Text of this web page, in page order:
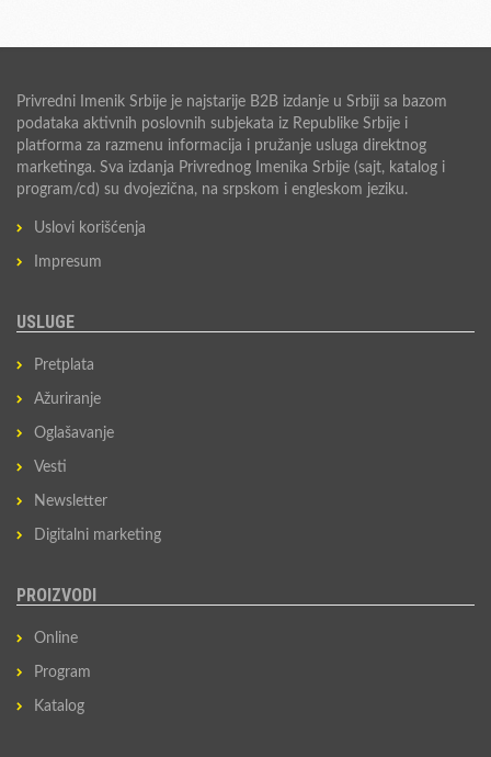
Privredni Imenik Srbije je najstarije B2B izdanje u Srbiji sa bazom
podataka aktivnih poslovnih subjekata iz Republike Srbije i
platforma za razmenu informacija i pružanje usluga direktnog
marketinga. Sva izdanja Privrednog Imenika Srbije (sajt, katalog i
program/cd) su dvojezična, na srpskom i engleskom jeziku.
Uslovi korišćenja
Impresum
USLUGE
Pretplata
Ažuriranje
Oglašavanje
Vesti
Newsletter
Digitalni marketing
PROIZVODI
Online
Program
Katalog